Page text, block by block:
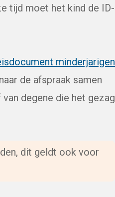
tijd moet het kind de ID-
minderjarigen
de afspraak samen
degene die het gezag
dit geldt ook voor